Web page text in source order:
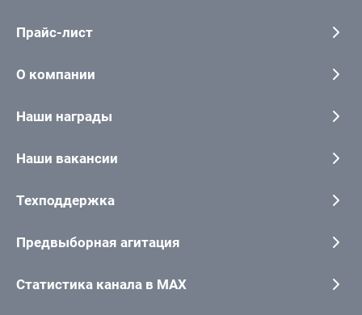
Прайс-лист
О компании
Наши награды
Наши вакансии
Техподдержка
Предвыборная агитация
Статистика канала в MAX